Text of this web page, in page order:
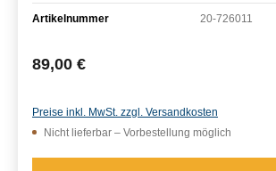
Artikelnummer 20-726011
Regulärer Preis:
89,00 €
Preise inkl. MwSt. zzgl. Versandkosten
Nicht lieferbar – Vorbestellung möglich